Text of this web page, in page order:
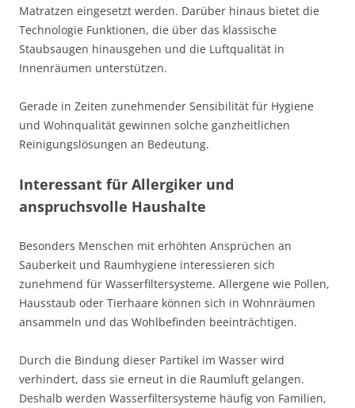
Matratzen eingesetzt werden. Darüber hinaus bietet die
Technologie Funktionen, die über das klassische
Staubsaugen hinausgehen und die Luftqualität in
Innenräumen unterstützen.
Gerade in Zeiten zunehmender Sensibilität für Hygiene
und Wohnqualität gewinnen solche ganzheitlichen
Reinigungslösungen an Bedeutung.
Interessant für Allergiker und
anspruchsvolle Haushalte
Besonders Menschen mit erhöhten Ansprüchen an
Sauberkeit und Raumhygiene interessieren sich
zunehmend für Wasserfiltersysteme. Allergene wie Pollen,
Hausstaub oder Tierhaare können sich in Wohnräumen
ansammeln und das Wohlbefinden beeinträchtigen.
Durch die Bindung dieser Partikel im Wasser wird
verhindert, dass sie erneut in die Raumluft gelangen.
Deshalb werden Wasserfiltersysteme häufig von Familien,